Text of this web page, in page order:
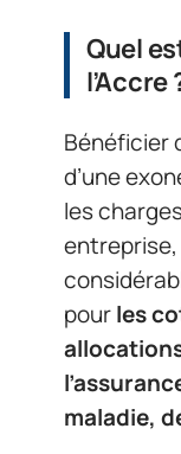
Quel
l’Accre
Bénéficier
d’une
les
entreprise,
pourles
maladie,